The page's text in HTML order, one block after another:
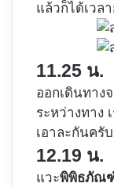
แล้วก็ได้เวล
11.25 น.
ออกเดินทาง
ระหว่างทาง
เอาละกันครับ
12.19 น.
แวะพิพิธภัณ